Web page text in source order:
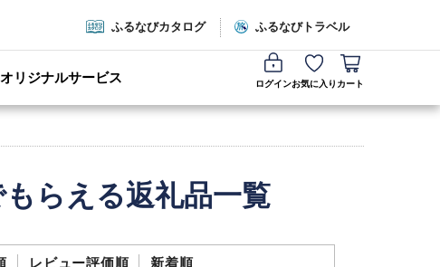
ふるなびカタログ ふるなびトラベル
オリジナルサービス ログインお気に入り カート
らえる返礼品一覧
レビュー評価順 新着順